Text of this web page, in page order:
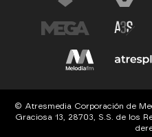
© Atresmedia Corporación de
Graciosa 13, 28703, S.S. de los